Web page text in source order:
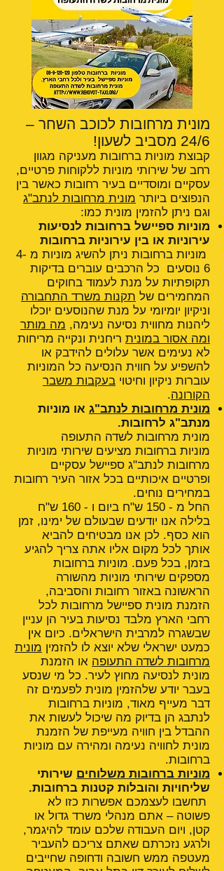
מונית מרחובות לכוכב השחר –
24/6 מסביב לשעון!
קבוצת מוניות ברחובות מעניקה מגוון
רחב של שירותי מוניות ללקוחות פרטיים,
עסקיים ומוסדיים בעיר רחובות כאשר בין
הנפוצים ביותר מונית מרחובות לנתב"ג
וגם ניתן להזמין מונית כמו:
מוניות ספיישל ברחובות לנסיעות
עירוניות או בין עירוניות ברחובות
מוניות ברחובות ניתן להשיג מוניות מ 4-
6 נוסעים כל הרכבים עוברים בדיקות
תקופתיות על מנת לעמוד בחוקים
המחמירים של תקנות משרד התחבורה
וניקיון יומיומי על מנת שהנוסעים יוכלו
ליהנות מחווית נסיעה נעימה, מה מותר
ומה אסור במונית ריחנית ונקייה מריחות
לא נעימים אשר עלולים להידבק או
להשפיע על חווית הנסיעה כל המוניות
עוברות ניקיון וחיטוי בעקבות משבר
הקורונה.
מונית מרחובות לנתב"ג או מוניות
מנתב"ג לרחובות.
מונית מרחובות לשדה התעופה
מוניות ברחובות מציעים שירותי מוניות
מרחובות לנתב"ג ספיישל עסקיים
ופרטיים איכותיים בכל אזור העיר רחובות
במחירים נוחים.
החל מ - 150 ש"ח ביום ו - 160 ש"ח
בלילה אנו יודעים שבעולם של ימינו, זמן
הוא כסף. לכן אנו מבטיחים להביא
אותך לכל מקום אליו אתה צריך להגיע
בזמן, בכל פעם. מוניות ברחובות
מספקים שירותי מוניות מהשורה
הראשונה באזור רחובות והסביבה,
הזמנת מונית ספיישל מרחובות לכל
רחבי הארץ מלבד נסיעות בעיר הן עניין
שבשגרה למרבית הישראלים. כיום אין
כמעט ישראלי שלא יוצא לו להזמין מונית
מרחובות לשדה התעופה או הזמנת
מונית לנסיעה מחוץ לעיר. כל מי שנסע
בעבר יודע שלהזמין מונית לפעמים זה
דבר מעייף מאוד, מוניות ברחובות
לנתבג הן בדיוק מה שיכול לעשות את
ההבדל בין חוויה מעייפת של הזמנת
מונית לחוויה נעימה ומהירה עם מוניות
ברחובות.
מוניות ברחובות משלוחים שירותי
שליחויות והובלות קטנות ברחובות.
תחשבו לעצמכם אפשרות כזו לא
פשוטה – אתם מנהלי משרד גדול או
קטן, ויום העבודה שלכם עומד להיגמר,
ולרגע נזכרתם שאתם צריכם להעביר
מעטפה ממש חשובה ודחופה שחייבים